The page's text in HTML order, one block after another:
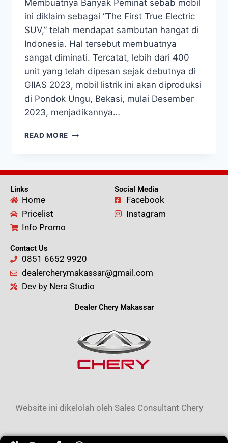
Membuatnya Banyak Peminat sebab mobil
ini diklaim sebagai “The First True Electric
SUV,” telah mendapat sambutan hangat di
Indonesia. Hal tersebut membuatnya
sangat diminati. Tercatat, lebih dari 400
unit yang telah dipesan sejak debutnya di
GIIAS 2023, mobil listrik ini akan diproduksi
di Pondok Ungu, Bekasi, mulai Desember
2023, menjadikannya…
READ MORE
Links
Home
Pricelist
Info Promo
Social Media
Facebook
Instagram
Contact Us
0851 6652 9920
dealercherymakassar@gmail.com
Dev by Nera Studio
Dealer Chery Makassar
Website ini dikelolah oleh Sales Consultant Chery